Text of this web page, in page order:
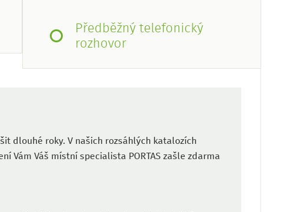
Předběžný telefonický
rozhovor
dlouhé roky. V našich rozsáhlých katalozích
Vám Váš místní specialista PORTAS zašle zdarma